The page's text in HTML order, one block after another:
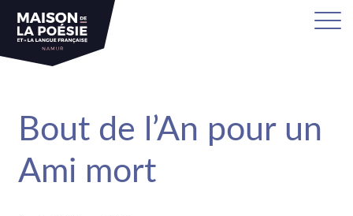
Bout de l’An pour un
Ami mort